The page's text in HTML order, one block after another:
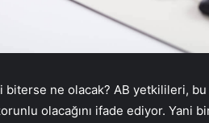
biterse ne olacak? AB yetkilileri,
olacağını ifade ediyor. Yani